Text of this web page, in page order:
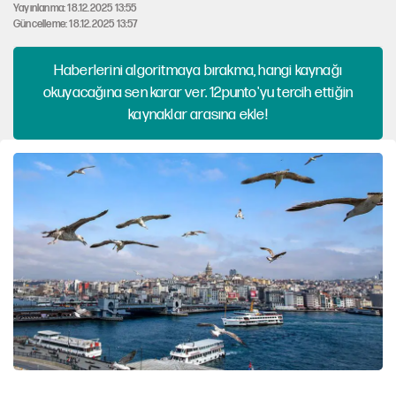
Yayınlanma: 18.12.2025 13:55
Güncelleme: 18.12.2025 13:57
Haberlerini algoritmaya bırakma, hangi kaynağı
okuyacağına sen karar ver. 12punto'yu tercih ettiğin
kaynaklar arasına ekle!